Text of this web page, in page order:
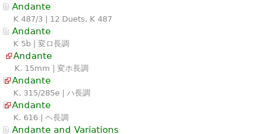
Andante
K 487/3 | 12 Duets, K 487
Andante
K 5b | 変ロ長調
Andante
K. 15mm | 変ホ長調
Andante
K. 315/285e | ハ長調
Andante
K. 616 | ヘ長調
Andante and Variations